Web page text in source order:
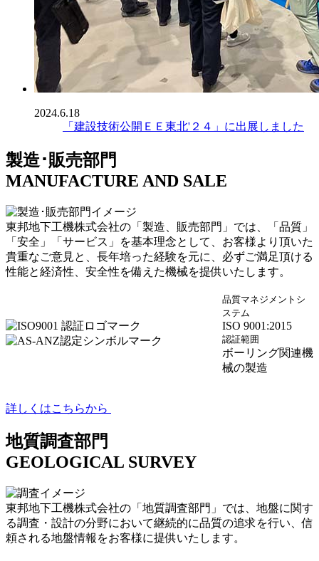
2024.6.18
「建設技術公開ＥＥ東北'２４」に出展しました
製造･販売部門
MANUFACTURE AND SALE
東邦地下工機株式会社の「製造、販売部門」では、「品質」
「安全」「サービス」を基本理念として、お客様より頂いた
貴重なご意見と、長年培った経験を元に、必ずご満足頂ける
性能と経済性、安全性を備えた機械を提供いたします。
品質マネジメントシ
ステム
ISO 9001:2015
認証範囲
ボーリング関連機
械の製造
詳しくはこちらから
地質調査部門
GEOLOGICAL SURVEY
東邦地下工機株式会社の「地質調査部門」では、地盤に関す
る調査・設計の分野において継続的に品質の追求を行い、信
頼される地盤情報をお客様に提供いたします。